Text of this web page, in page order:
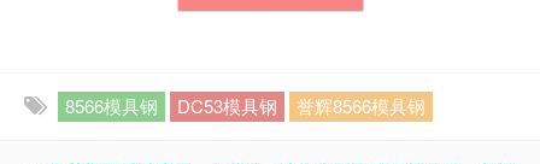
8566模具钢 DC53模具钢 誉辉8566模具钢